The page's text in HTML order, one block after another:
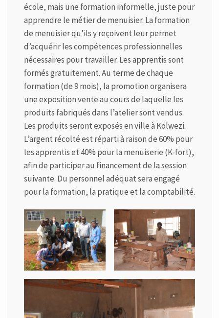
école, mais une formation informelle, juste pour
apprendre le métier de menuisier. La formation
de menuisier qu’ils y reçoivent leur permet
d’acquérir les compétences professionnelles
nécessaires pour travailler. Les apprentis sont
formés gratuitement. Au terme de chaque
formation (de 9 mois), la promotion organisera
une exposition vente au cours de laquelle les
produits fabriqués dans l’atelier sont vendus.
Les produits seront exposés en ville à Kolwezi.
L’argent récolté est réparti à raison de 60% pour
les apprentis et 40% pour la menuiserie (K-fort),
afin de participer au financement de la session
suivante. Du personnel adéquat sera engagé
pour la formation, la pratique et la comptabilité.